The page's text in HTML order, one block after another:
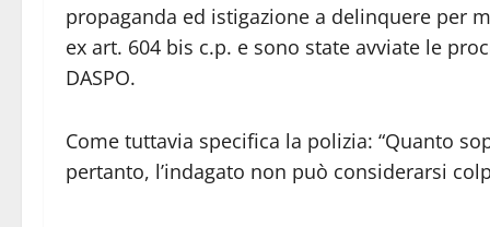
propaganda ed istigazione a delinquere per
ex art. 604 bis c.p. e sono state avviate le
DASPO.
Come tuttavia specifica la polizia: “Quanto
pertanto, l’indagato non può considerarsi